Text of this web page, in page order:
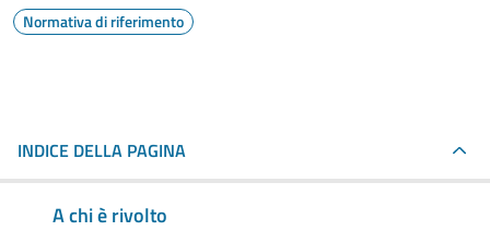
Normativa di riferimento
INDICE DELLA PAGINA
A chi è rivolto